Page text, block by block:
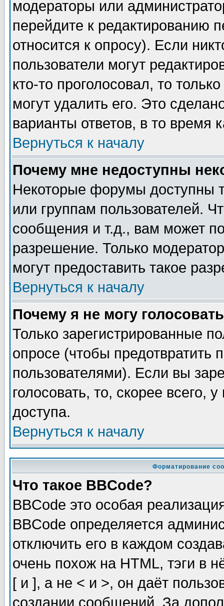
модераторы или
перейдите к редактированию
относится к опросу). Если
пользователи могут
кто-то проголосовал, то
могут удалить его. Это
варианты ответов, в то время
Вернуться к началу
Почему мне недоступны
Некоторые форумы доступны
или группам пользователей.
сообщения и т.д., вам может
разрешение. Только
могут предоставить такое
Вернуться к началу
Почему я не могу
Только зарегистрированные
опросе (чтобы предотвратить
пользователями). Если вы
голосовать, то, скорее всего,
доступа.
Вернуться к началу
Форматирование
Что такое BBCode?
BBCode это особая
BBCode определяется
отключить его в каждом
очень похож на HTML, тэги в
[ и ], а не < и >, он даёт
создании сообщений. За